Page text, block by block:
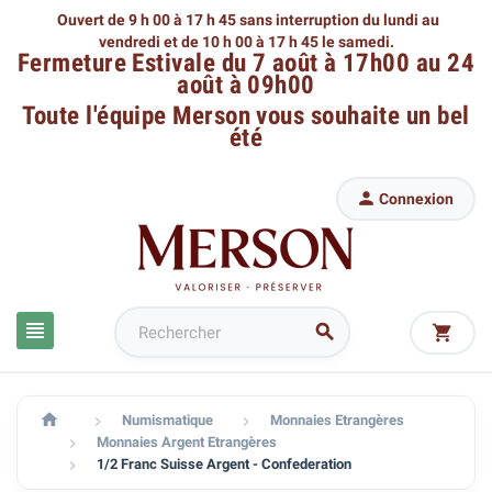
Ouvert de 9 h 00 à 17 h 45 sans interruption du lundi au
vendredi et de 10 h 00 à 17 h 45 le samedi.
Fermeture Estivale du 7 août à 17h00 au 24
août à 09h00
Toute l'équipe Mersonvous souhaite un bel
été
 
 Connexion

  Numismatique  Monnaies Etrangères
 Monnaies Argent Etrangères
 1/2 Franc Suisse Argent - Confederation